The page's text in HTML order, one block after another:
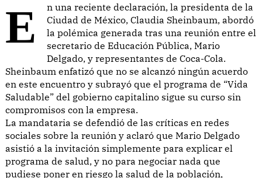
En una reciente declaración, la presidenta de la
Ciudad de México, Claudia Sheinbaum, abordó
la polémica generada tras una reunión entre el
secretario de Educación Pública, Mario
Delgado, y representantes de Coca-Cola.
Sheinbaum enfatizó que no se alcanzó ningún acuerdo
en este encuentro y subrayó que el programa de “Vida
Saludable” del gobierno capitalino sigue su curso sin
compromisos con la empresa.
La mandataria se defendió de las críticas en redes
sociales sobre la reunión y aclaró que Mario Delgado
asistió a la invitación simplemente para explicar el
programa de salud, y no para negociar nada que
pudiese poner en riesgo la salud de la población,